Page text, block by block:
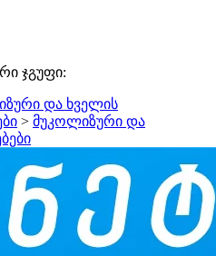
ჯგუფი:
და ხველის
> მუკოლიზური და